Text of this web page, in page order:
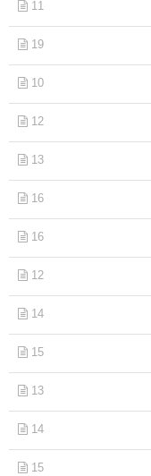
11
19
10
12
13
16
16
12
14
15
13
14
15